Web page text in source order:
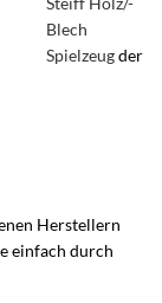
Blech
Spielzeugder
Herstellern
einfach durch